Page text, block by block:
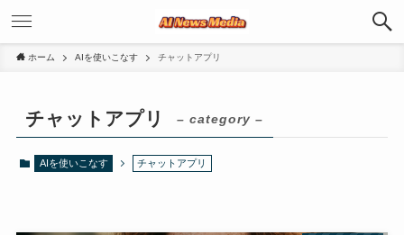
ホーム AIを使いこなす チャットアプリ
チャットアプリ – category –
AIを使いこなす チャットアプリ